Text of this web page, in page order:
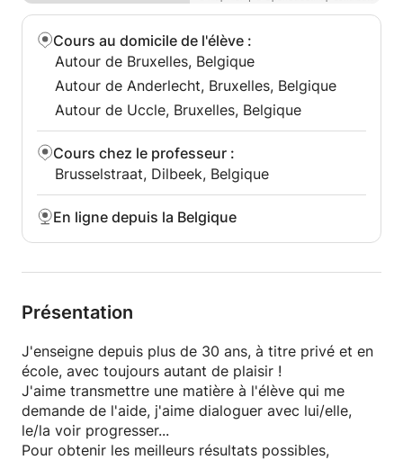
Cours au domicile de l'élève :
Autour de Bruxelles, Belgique
Autour de Anderlecht, Bruxelles, Belgique
Autour de Uccle, Bruxelles, Belgique
Cours chez le professeur :
Brusselstraat, Dilbeek, Belgique
En ligne depuis la Belgique
Présentation
J'enseigne depuis plus de 30 ans, à titre privé et en
école, avec toujours autant de plaisir !
J'aime transmettre une matière à l'élève qui me
demande de l'aide, j'aime dialoguer avec lui/elle,
le/la voir progresser...
Pour obtenir les meilleurs résultats possibles,